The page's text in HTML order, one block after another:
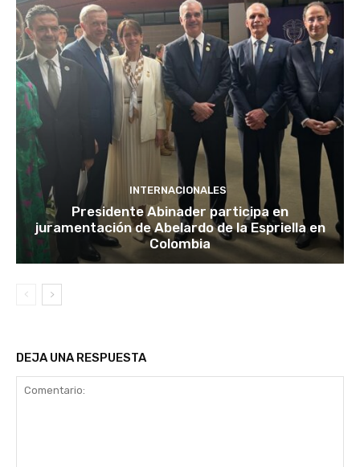
INTERNACIONALES
Presidente Abinader participa en
juramentación de Abelardo de la Espriella en
Colombia
DEJA UNA RESPUESTA